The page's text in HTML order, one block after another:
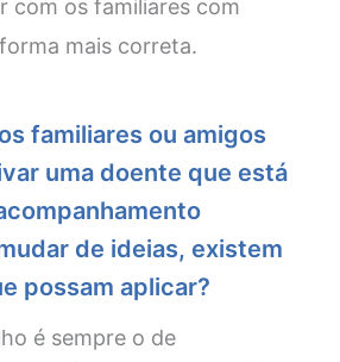
com os familiares com
mais correta.
familiares ou amigos
uma doente que está
de ideias, existem
possam aplicar?
é sempre o de